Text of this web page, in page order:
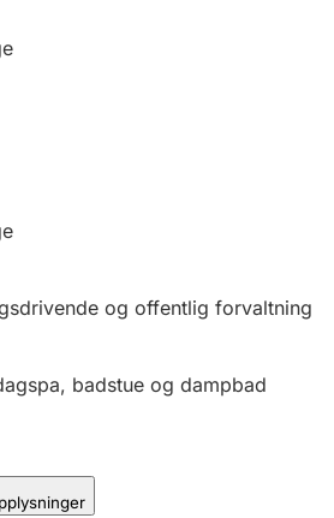
og offentlig forvaltning
badstue og dampbad